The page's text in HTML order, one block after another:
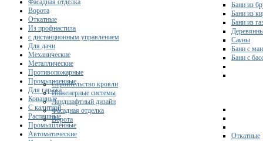
Бани из
Бани из
Бани из
Сауны
Бани с
Бани с
Строительство кровли
Инженерные системы
Ландшафтный дизайн
Фасадная отделка
Ворота
Откатные
Фасадная отделка
Ворота
Откатные
Из профнастила
с дистанционным управлением
Для дачи
Механические
Металлические
Противопожарные
Промышленные
Для гаража
Кованные
С калиткой
Распашные
Промышленные
Автоматические